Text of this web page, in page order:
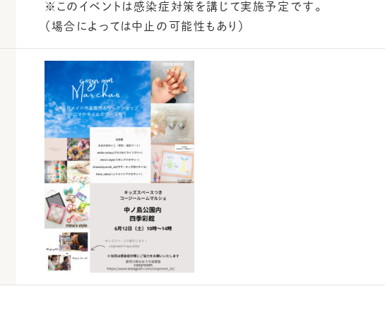
※このイベントは感染症対策を講じて実施予定です。
（場合によっては中止の可能性もあり）